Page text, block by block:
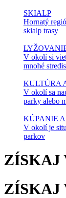
SKIALP
Hornatý
skialp trasy
V okolí si
mnohé
KULTÚRA
V okolí sa
parky alebo
KÚPANIE
V okolí je
parkov
ZÍSKAJ
ZÍSKAJ